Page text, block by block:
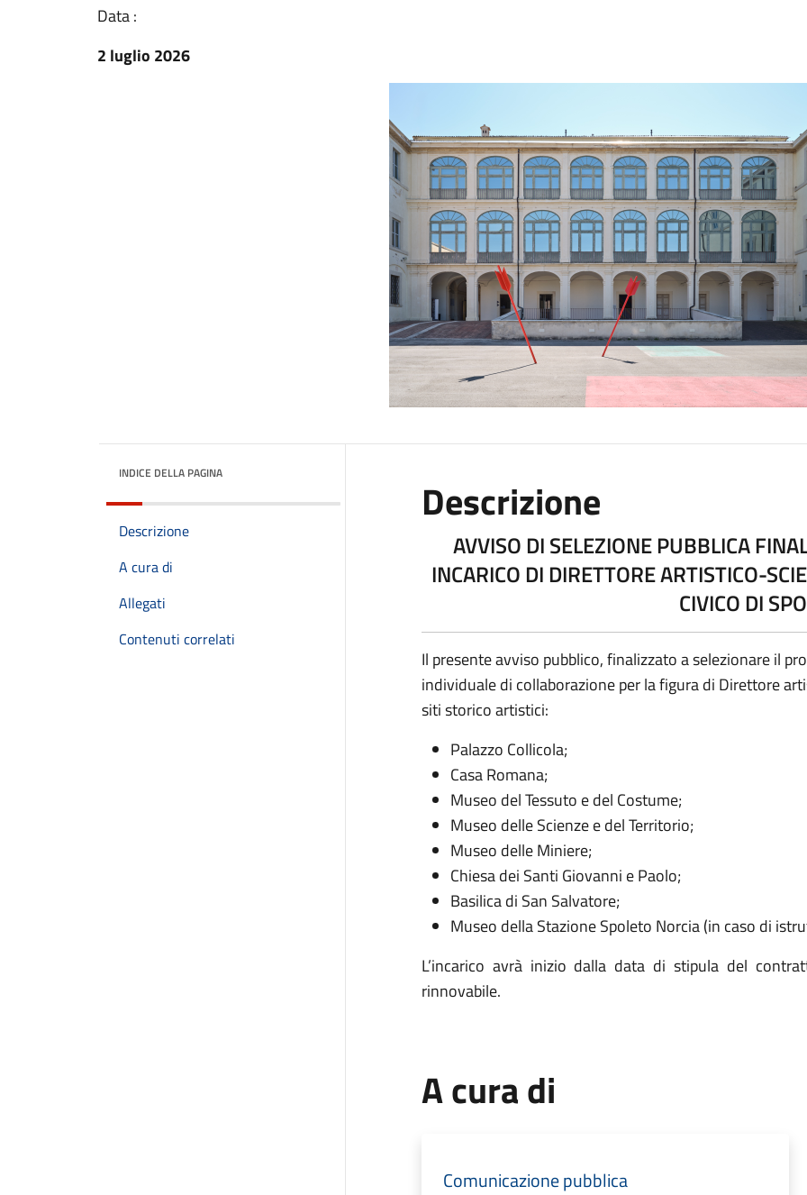
Data :
2 luglio 2026
INDICE DELLA PAGINA
Descrizione
A cura di
Allegati
Contenuti correlati
Descrizione
AVVISO DI SELEZIONE PUBBLICA
INCARICO DI DIRETTORE ARTISTICO-
CIVICO DI
Il presente avviso pubblico, finalizzato a selezionare il
individuale di collaborazione per la figura di Direttore
siti storico artistici:
Palazzo Collicola;
Casa Romana;
Museo del Tessuto e del Costume;
Museo delle Scienze e del Territorio;
Museo delle Miniere;
Chiesa dei Santi Giovanni e Paolo;
Basilica di San Salvatore;
Museo della Stazione Spoleto Norcia (in caso di
L’incarico avrà inizio dalla data di stipula del
rinnovabile.
A cura di
Comunicazione pubblica